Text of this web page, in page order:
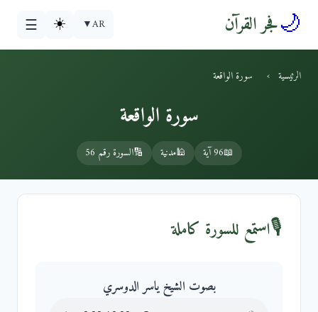
🌙فجر القرآن AR
▼
☀️
☰
الرئيسية › سورة الواقعة
سورة الواقعة
📖96 آية 🕌مدنية 🔢السورة رقم 56
🎙️استمع للسورة كاملة
بصوت الشيخ ياسر الدوسري